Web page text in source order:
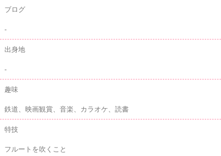
ブログ
-
出身地
-
趣味
鉄道、映画観賞、音楽、カラオケ、読書
特技
フルートを吹くこと